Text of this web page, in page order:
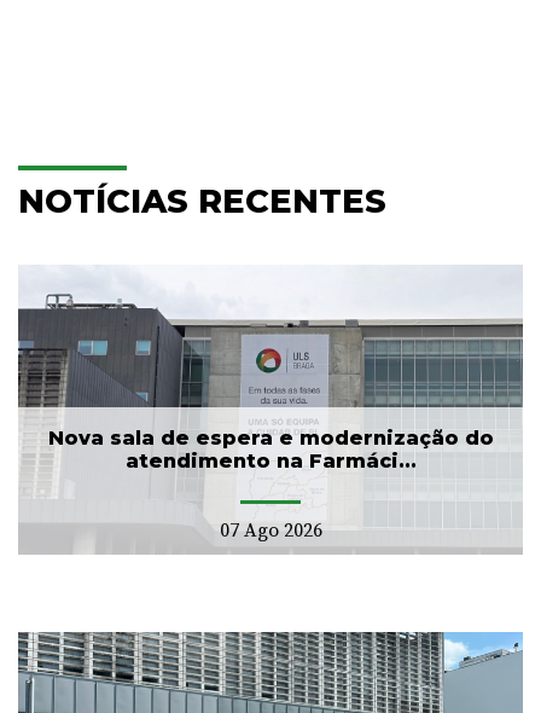
NOTÍCIAS RECENTES
Nova sala de espera e modernização do
atendimento na Farmáci...
07 Ago 2026